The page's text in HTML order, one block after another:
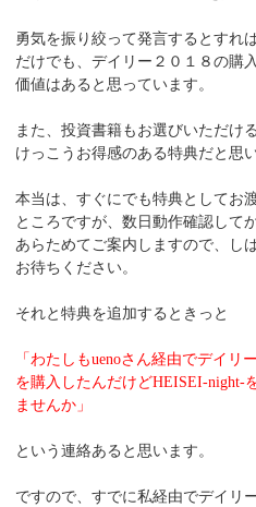
勇気を振り絞って発言するとすれ
だけでも、デイリー２０１８の購
価値はあると思っています。
また、投資書籍もお選びいただけ
けっこうお得感のある特典だと思
本当は、すぐにでも特典としてお
ところですが、数日動作確認して
あらためてご案内しますので、し
お待ちください。
それと特典を追加するときっと
「わたしもuenoさん経由でデイリ
を購入したんだけどHEISEI-night-
ませんか」
という連絡あると思います。
ですので、すでに私経由でデイリ